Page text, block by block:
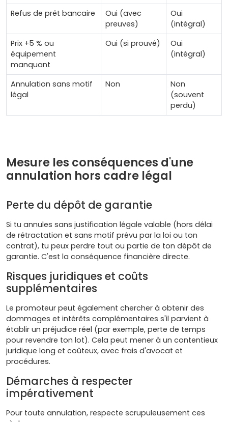
Refus de prêt bancaire
Oui (avec
preuves)
Oui
(intégral)
Prix +5 % ou
équipement
manquant
Oui (si prouvé)
Oui
(intégral)
Annulation sans motif
légal
Non
Non
(souvent
perdu)
Mesure les conséquences d'une
annulation hors cadre légal
Perte du dépôt de garantie
Si tu annules sans justification légale valable (hors délai
de rétractation et sans motif prévu par la loi ou ton
contrat), tu peux perdre tout ou partie de ton dépôt de
garantie. C'est la conséquence financière directe.
Risques juridiques et coûts
supplémentaires
Le promoteur peut également chercher à obtenir des
dommages et intérêts complémentaires s'il parvient à
établir un préjudice réel (par exemple, perte de temps
pour revendre ton lot). Cela peut mener à un contentieux
juridique long et coûteux, avec frais d'avocat et
procédures.
Démarches à respecter
impérativement
Pour toute annulation, respecte scrupuleusement ces